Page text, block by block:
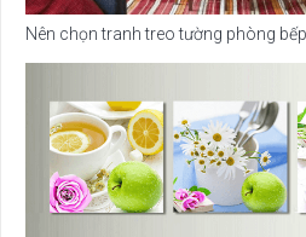
Nên chọn tranh treo tường phòng